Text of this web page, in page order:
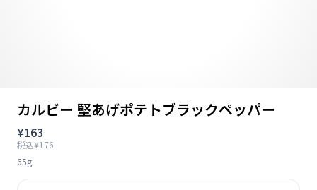
カルビー 堅あげポテトブラックペッパー
¥163
税込¥176
65g